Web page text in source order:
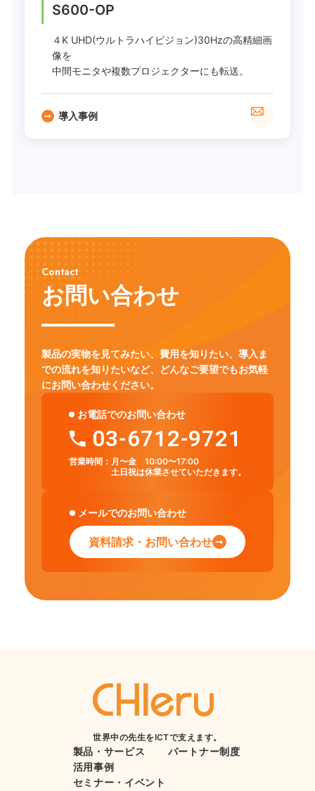
S600-OP
４K UHD(ウルトラハイビジョン)30Hzの高精細画
像を
中間モニタや複数プロジェクターにも転送。
導入事例
Contact
お問い合わせ
製品の実物を見てみたい、費用を知りたい、導入ま
での流れを知りたいなど、
どんなご要望でもお気軽
にお問い合わせください。
お電話でのお問い合わせ
03-6712-9721
営業時間： 月〜金 10:00〜17:00
土日祝は休業させていただきます。
メールでのお問い合わせ
資料請求・お問い合わせ
世界中の先生をICTで支えます。
製品・サービス
活用事例
セミナー・イベント
パートナー制度